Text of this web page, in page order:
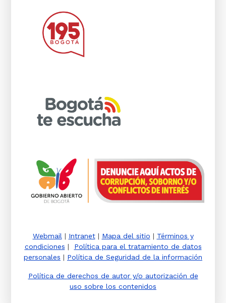
Webmail | Intranet| Mapa del sitio | Términos y
condiciones | Política para el tratamiento de datos
personales | Política de Seguridad de la información
Política de derechos de autor y/o autorización de
uso sobre los contenidos